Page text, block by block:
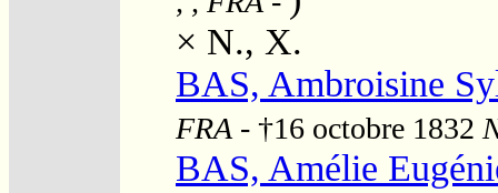
× N., X.
BAS, Ambroisine
FRA - †16 octobre 1832
BAS, Amélie